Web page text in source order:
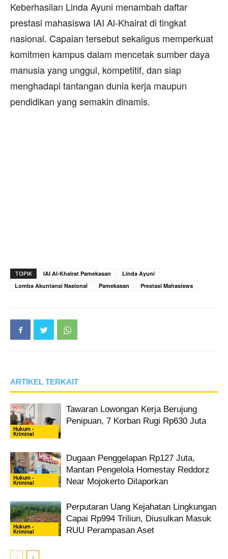
Keberhasilan Linda Ayuni menambah daftar
prestasi mahasiswa IAI Al-Khairat di tingkat
nasional. Capaian tersebut sekaligus memperkuat
komitmen kampus dalam mencetak sumber daya
manusia yang unggul, kompetitif, dan siap
menghadapi tantangan dunia kerja maupun
pendidikan yang semakin dinamis.
TOPIK IAI Al-Khairat Pamekasan
Linda Ayuni
Lomba Akuntansi Nasional
Pamekasan Prestasi Mahasiswa
ARTIKEL TERKAIT
Hukum -
Kriminal
Tawaran Lowongan Kerja Berujung
Penipuan, 7 Korban Rugi Rp630 Juta
Hukum -
Kriminal
Dugaan Penggelapan Rp127 Juta,
Mantan Pengelola Homestay Reddorz
Near Mojokerto Dilaporkan
Hukum -
Kriminal
Perputaran Uang Kejahatan Lingkungan
Capai Rp994 Triliun, Diusulkan Masuk
RUU Perampasan Aset